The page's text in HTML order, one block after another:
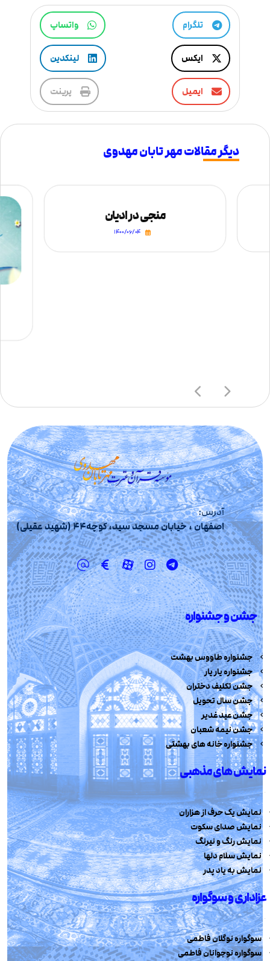
تلگرام واتساپ
ایکس لینکدین
ایمیل پرینت
دیگر مقالات مهر تابان مهدوی
منجی در ادیان​
۱۴۰۰/۰۶/۰۴
آدرس:
اصفهان ، خیابان مسجد سید، کوچه44 (شهید عقیلی)
جشن و جشنواره
جشنواره طاووس بهشت
جشنواره یار یار
جشن تکلیف دختران
جشن سال تحویل
جشن عید غدیر
جشن نیمه شعبان
جشنواره خانه های بهشتی
نمایش های مذهبی
نمایش یک حرف از هزاران
نمایش صدای سکوت
نمایش رنگ و نیرنگ
نمایش سلام دلها
نمایش به یاد پدر
عزاداری و سوگواره
سوگواره نوگلان فاطمی
سوگواره نوجوانان فاطمی